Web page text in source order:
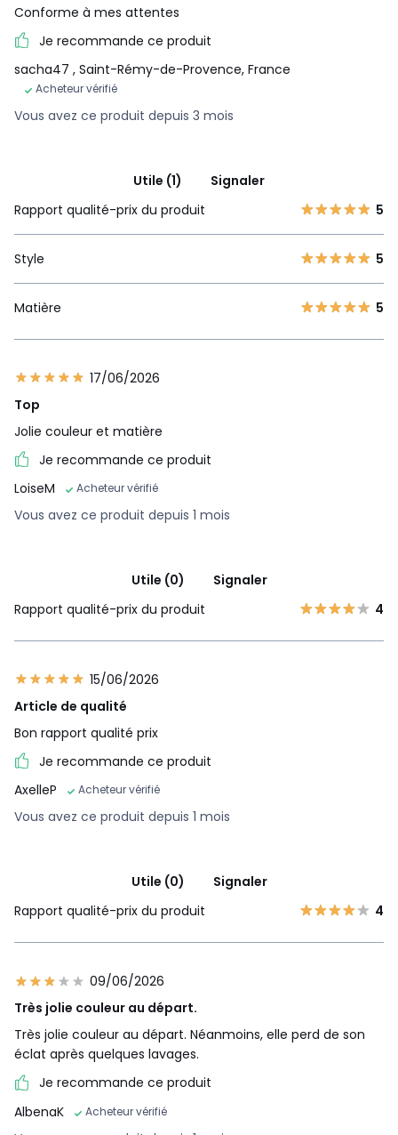
Conforme à mes attentes
Je recommande ce produit
sacha47 , Saint-Rémy-de-Provence, France
Acheteur vérifié
Vous avez ce produit depuis 3 mois
Utile (1)
Signaler
Rapport qualité-prix du produit
5
Style 5
Matière 5
17/06/2026
Top
Jolie couleur et matière
Je recommande ce produit
LoiseM
Acheteur vérifié
Vous avez ce produit depuis 1 mois
Utile (0)
Signaler
Rapport qualité-prix du produit
4
15/06/2026
Article de qualité
Bon rapport qualité prix
Je recommande ce produit
AxelleP
Acheteur vérifié
Vous avez ce produit depuis 1 mois
Utile (0)
Signaler
Rapport qualité-prix du produit
4
09/06/2026
Très jolie couleur au départ.
Très jolie couleur au départ. Néanmoins, elle perd de son
éclat après quelques lavages.
Je recommande ce produit
AlbenaK
Acheteur vérifié